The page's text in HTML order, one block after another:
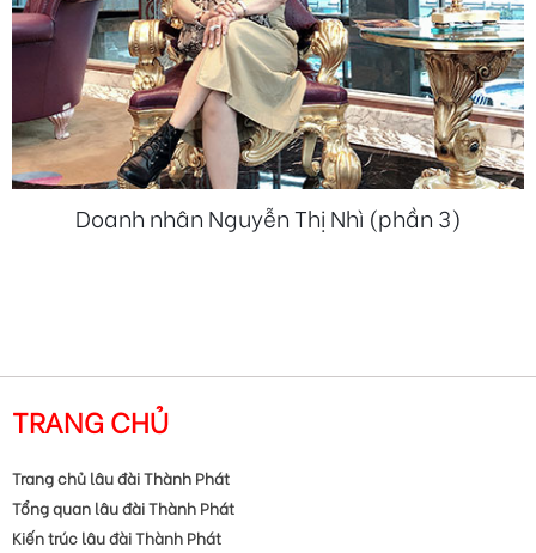
Doanh nhân Nguyễn Thị Nhì (phần 3)
TRANG CHỦ
Trang chủ lâu đài Thành Phát
Tổng quan lâu đài Thành Phát
Kiến trúc lâu đài Thành Phát